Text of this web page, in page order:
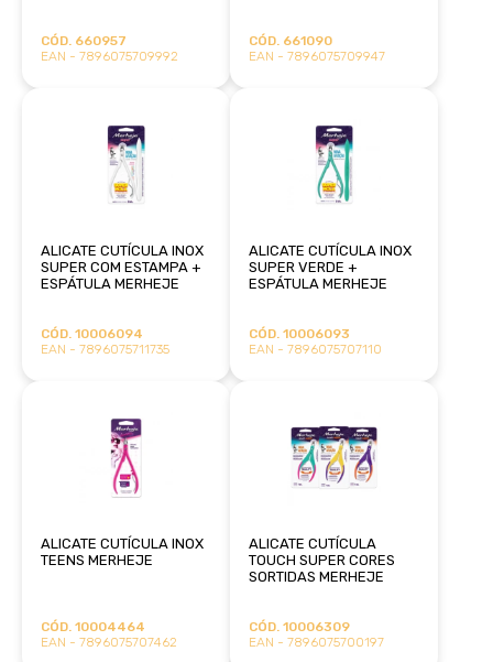
CÓD. 660957
EAN - 7896075709992
CÓD. 661090
EAN - 7896075709947
ALICATE CUTÍCULA INOX
SUPER COM ESTAMPA +
ESPÁTULA MERHEJE
CÓD. 10006094
EAN - 7896075711735
ALICATE CUTÍCULA INOX
SUPER VERDE +
ESPÁTULA MERHEJE
CÓD. 10006093
EAN - 7896075707110
ALICATE CUTÍCULA INOX
TEENS MERHEJE
CÓD. 10004464
EAN - 7896075707462
ALICATE CUTÍCULA
TOUCH SUPER CORES
SORTIDAS MERHEJE
CÓD. 10006309
EAN - 7896075700197